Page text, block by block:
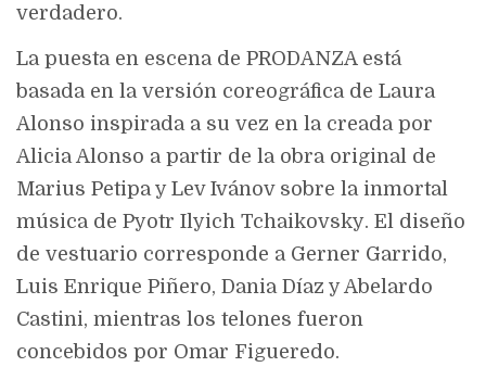
verdadero.
La puesta en escena de PRODANZA está
basada en la versión coreográfica de Laura
Alonso inspirada a su vez en la creada por
Alicia Alonso a partir de la obra original de
Marius Petipa y Lev Ivánov sobre la inmortal
música de Pyotr Ilyich Tchaikovsky. El diseño
de vestuario corresponde a Gerner Garrido,
Luis Enrique Piñero, Dania Díaz y Abelardo
Castini, mientras los telones fueron
concebidos por Omar Figueredo.